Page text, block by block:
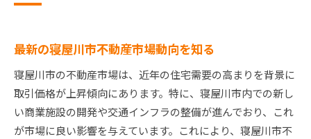
最新の寝屋川市不動産市場動向を知る
寝屋川市の不動産市場は、近年の住宅需要の高まりを背景に
取引価格が上昇傾向にあります。特に、寝屋川市内での新し
い商業施設の開発や交通インフラの整備が進んでおり、これ
が市場に良い影響を与えています。これにより、寝屋川市不